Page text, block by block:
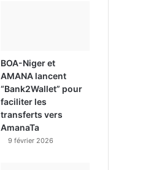
BOA-Niger et
AMANA lancent
“Bank2Wallet” pour
faciliter les
transferts vers
AmanaTa
9 février 2026